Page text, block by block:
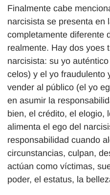
Finalmente cabe
narcisista se presenta en
completamente diferente
realmente. Hay dos yoes
narcisista: su yo
celos) y el yo fraudulento
vender al público (el yo
en asumir la
bien, el crédito, el elogio,
alimenta el ego del
responsabilidad cuando
circunstancias, culpan,
actúan como víctimas,
poder, el estatus, la